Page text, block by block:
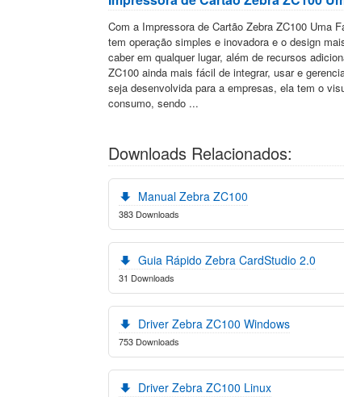
Com a Impressora de Cartão Zebra ZC100 Uma
tem operação simples e inovadora e o design
caber em qualquer lugar, além de recursos
ZC100 ainda mais fácil de integrar, usar e
seja desenvolvida para a empresas, ela tem o
consumo, sendo ...
Downloads Relacionados:
Manual Zebra ZC100
383 Downloads
Guia Rápido Zebra CardStudio 2.0
31 Downloads
Driver Zebra ZC100 Windows
753 Downloads
Driver Zebra ZC100 Linux